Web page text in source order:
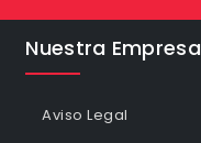
Nuestra Empresa
Aviso Legal